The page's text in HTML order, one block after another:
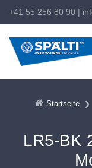
+41 55 256 80 90 |
Startseite
LR5-BK